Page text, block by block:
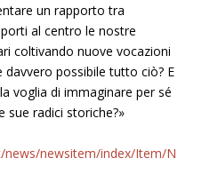
un rapporto tra
al centro le nostre
coltivando nuove vocazioni
possibile tutto ciò? E
voglia di immaginare per sé
sue radici storiche?»
newsitem/index/Item/N